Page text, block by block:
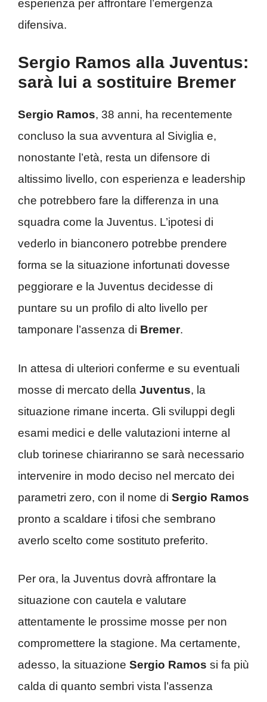
esperienza per affrontare l’emergenza
difensiva.
Sergio Ramos alla Juventus:
sarà lui a sostituire Bremer
Sergio Ramos, 38 anni, ha recentemente
concluso la sua avventura al Siviglia e,
nonostante l’età, resta un difensore di
altissimo livello, con esperienza e leadership
che potrebbero fare la differenza in una
squadra come la Juventus. L’ipotesi di
vederlo in bianconero potrebbe prendere
forma se la situazione infortunati dovesse
peggiorare e la Juventus decidesse di
puntare su un profilo di alto livello per
tamponare l’assenza di Bremer.
In attesa di ulteriori conferme e su eventuali
mosse di mercato della Juventus, la
situazione rimane incerta. Gli sviluppi degli
esami medici e delle valutazioni interne al
club torinese chiariranno se sarà necessario
intervenire in modo deciso nel mercato dei
parametri zero, con il nome di Sergio Ramos
pronto a scaldare i tifosi che sembrano
averlo scelto come sostituto preferito.
Per ora, la Juventus dovrà affrontare la
situazione con cautela e valutare
attentamente le prossime mosse per non
compromettere la stagione. Ma certamente,
adesso, la situazione Sergio Ramos si fa più
calda di quanto sembri vista l’assenza